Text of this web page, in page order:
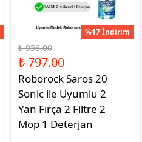
%17 İndirim
₺ 956.00
₺ 797.00
Roborock Saros 20
Sonic ile Uyumlu 2
Yan Fırça 2 Filtre 2
Mop 1 Deterjan